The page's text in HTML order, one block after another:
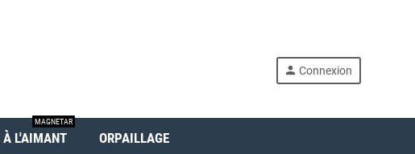
person Connexion
À L'AIMANT
MAGNETAR
ORPAILLAGE